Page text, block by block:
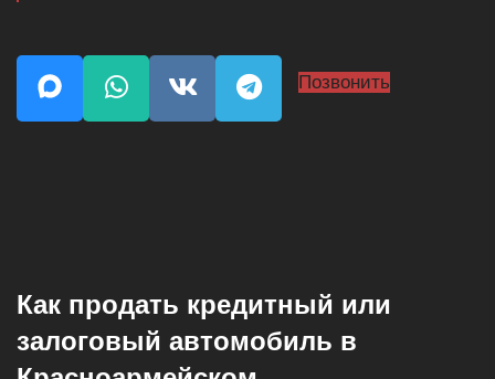
Позвонить
Как продать кредитный или
залоговый автомобиль в